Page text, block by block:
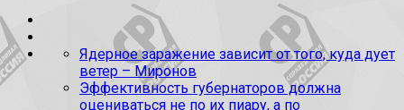
Ядерное заражение зависит от того, куда дует
ветер – Миронов
Эффективность губернаторов должна
оцениваться не по их пиару, а по